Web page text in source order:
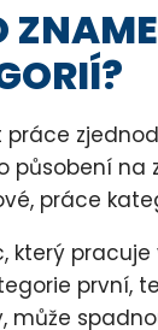
působení na
práce
který
první,
může